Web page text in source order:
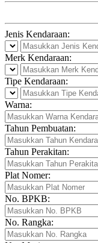
Jenis Kendaraan:
Merk Kendaraan:
Tipe Kendaraan:
Warna:
Tahun Pembuatan:
Tahun Perakitan:
Plat Nomer:
No. BPKB:
No. Rangka: